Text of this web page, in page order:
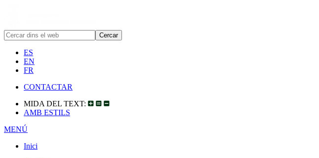
ES
EN
FR
CONTACTAR
MIDA DEL TEXT:
AMB ESTILS
MENÚ
Inici